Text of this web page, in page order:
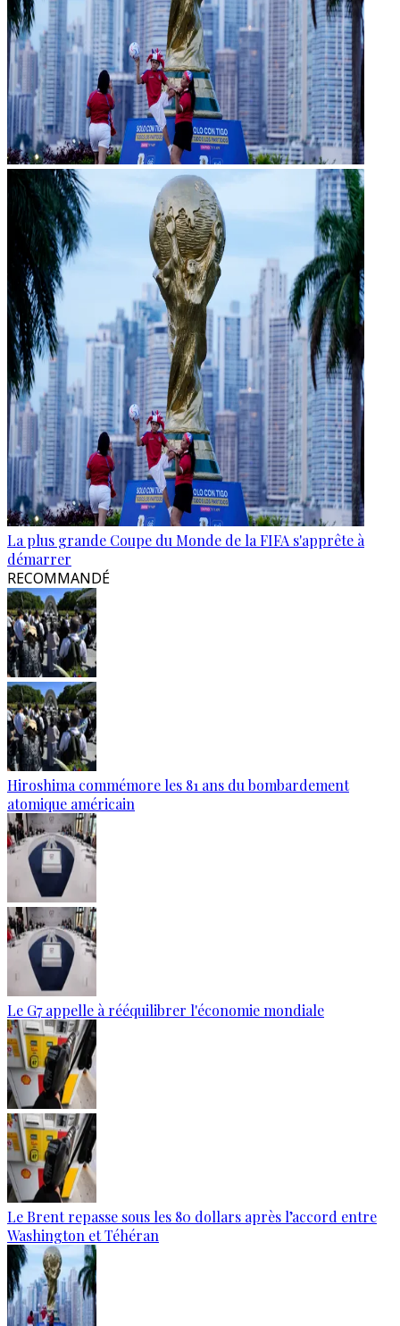
La plus grande Coupe du Monde de la FIFA s'apprête à
démarrer
RECOMMANDÉ
Hiroshima commémore les 81 ans du bombardement
atomique américain
Le G7 appelle à rééquilibrer l'économie mondiale
Le Brent repasse sous les 80 dollars après l’accord entre
Washington et Téhéran